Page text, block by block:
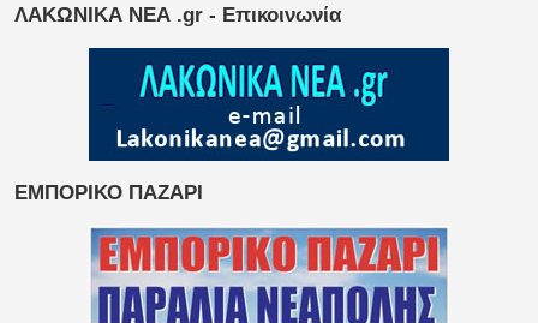
ΛΑΚΩΝΙΚΑ ΝΕΑ .gr - Επικοινωνία
ΕΜΠΟΡΙΚΟ ΠΑΖΑΡΙ